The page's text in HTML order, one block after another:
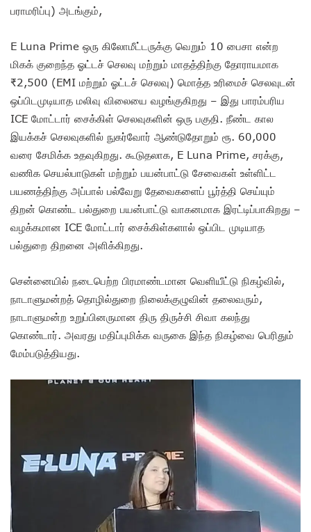
பராமரிப்பு) அடங்கும்,
E Luna Prime ஒரு கிலோமீட்டருக்கு வெறும் 10 பைசா என்ற
மிகக் குறைந்த ஓட்டச் செலவு மற்றும் மாதத்திற்கு தோராயமாக
₹2,500 (EMI மற்றும் ஓட்டச் செலவு) மொத்த உரிமைச் செலவுடன்
ஒப்பிடமுடியாத மலிவு விலையை வழங்குகிறது – இது பாரம்பரிய
ICE மோட்டார் சைக்கிள் செலவுகளின் ஒரு பகுதி. நீண்ட கால
இயக்கச் செலவுகளில் நுகர்வோர் ஆண்டுதோறும் ரூ. 60,000
வரை சேமிக்க உதவுகிறது. கூடுதலாக, E Luna Prime, சரக்கு,
வணிக செயல்பாடுகள் மற்றும் பயன்பாட்டு சேவைகள் உள்ளிட்ட
பயணத்திற்கு அப்பால் பல்வேறு தேவைகளைப் பூர்த்தி செய்யும்
திறன் கொண்ட பல்துறை பயன்பாட்டு வாகனமாக இரட்டிப்பாகிறது –
வழக்கமான ICE மோட்டார் சைக்கிள்களால் ஒப்பிட முடியாத
பல்துறை திறனை அளிக்கிறது.
சென்னையில் நடைபெற்ற பிரமாண்டமான வெளியீட்டு நிகழ்வில்,
நாடாளுமன்றத் தொழில்துறை நிலைக்குழுவின் தலைவரும்,
நாடாளுமன்ற உறுப்பினருமான திரு திருச்சி சிவா கலந்து
கொண்டார். அவரது மதிப்புமிக்க வருகை இந்த நிகழ்வை பெரிதும்
மேம்படுத்தியது.